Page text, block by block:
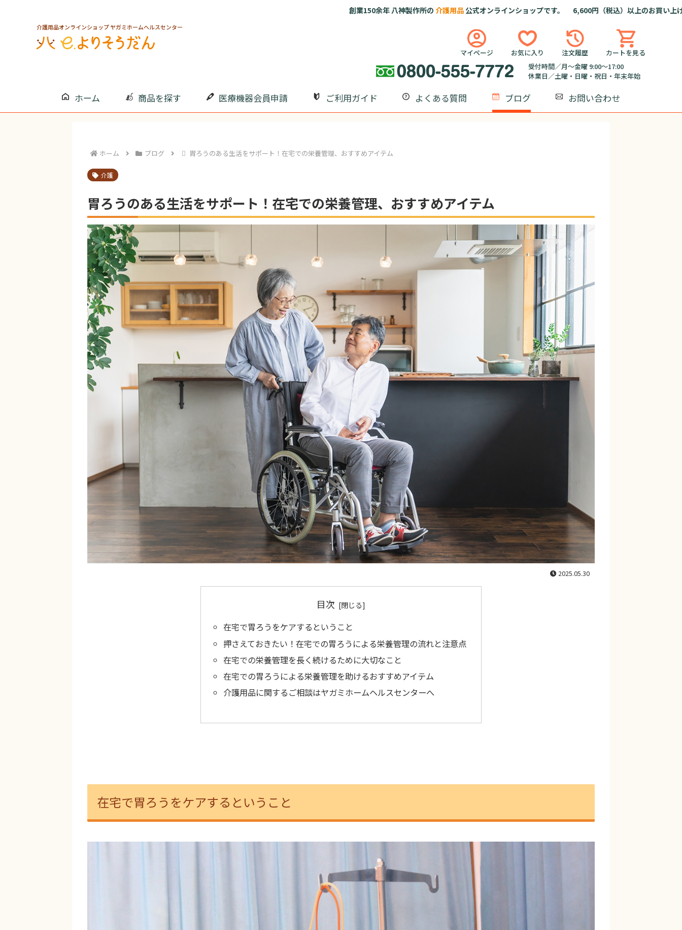
創業150余年 八神製作所の介護用品公式オンラインショップです。 6,600円（税込）以上のお買い上げで送
介護用品オンラインショップ ヤガミホームヘルスセンター
マイページ お気に入り 注文履歴
カートを見る
受付時間／月～金曜 9:00～17:00
休業日／土曜・日曜・祝日・年末年始
ホーム 商品を探す 医療機器会員申請 ご利用ガイド よくある質問 ブログ お問い合わせ
ホーム ブログ 胃ろうのある生活をサポート！在宅での栄養管理、おすすめアイテム
介護
胃ろうのある生活をサポート！在宅での栄養管理、おすすめアイテム
2025.05.30
目次
在宅で胃ろうをケアするということ
押さえておきたい！在宅での胃ろうによる栄養管理の流れと注意点
在宅での栄養管理を長く続けるために大切なこと
在宅での胃ろうによる栄養管理を助けるおすすめアイテム
介護用品に関するご相談はヤガミホームヘルスセンターへ
在宅で胃ろうをケアするということ